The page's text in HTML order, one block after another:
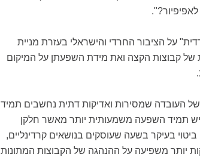
?"
.
על הציבור החרדי והישראלי בעזרת מניית
קבוצות הקצה ואת מידת השפעתן על המיקום
העובדה שמסירות ואדיקות דתית נחשבים תמיד
יש תמיד השפעה משמעותית יותר מאשר חלקן
בעיקר בשעה שעוסקים בנושאים קרדינליים,
יותר משפיעה על ההנהגה של הקבוצות המתונות